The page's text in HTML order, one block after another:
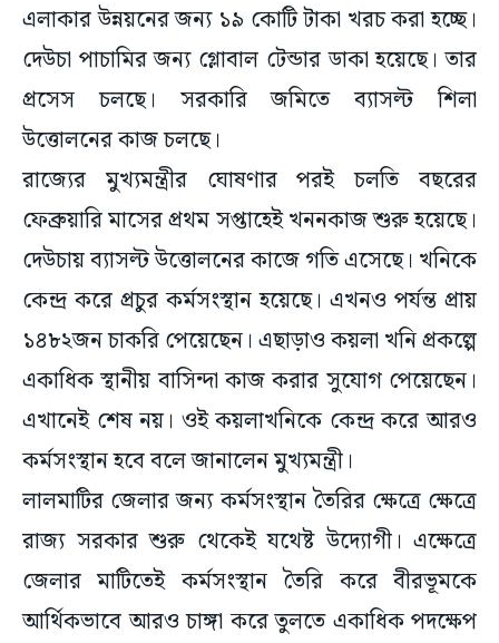
এলাকার উন্নয়নের জন্য ১৯ কোটি টাকা খরচ করা হচ্ছে।
দেউচা পাচামির জন্য গ্লোবাল টেন্ডার ডাকা হয়েছে। তার
প্রসেস চলছে। সরকারি জমিতে ব্যাসল্ট শিলা
উত্তোলনের কাজ চলছে।
রাজ্যের মুখ্যমন্ত্রীর ঘোষণার পরই চলতি বছরের
ফেব্রুয়ারি মাসের প্রথম সপ্তাহেই খননকাজ শুরু হয়েছে।
দেউচায় ব্যাসল্ট উত্তোলনের কাজে গতি এসেছে। খনিকে
কেন্দ্র করে প্রচুর কর্মসংস্থান হয়েছে। এখনও পর্যন্ত প্রায়
১৪৮২জন চাকরি পেয়েছেন। এছাড়াও কয়লা খনি প্রকল্পে
একাধিক স্থানীয় বাসিন্দা কাজ করার সুযোগ পেয়েছেন।
এখানেই শেষ নয়। ওই কয়লাখনিকে কেন্দ্র করে আরও
কর্মসংস্থান হবে বলে জানালেন মুখ্যমন্ত্রী।
লালমাটির জেলার জন্য কর্মসংস্থান তৈরির ক্ষেত্রে ক্ষেত্রে
রাজ্য সরকার শুরু থেকেই যথেষ্ট উদ্যোগী। এক্ষেত্রে
জেলার মাটিতেই কর্মসংস্থান তৈরি করে বীরভূমকে
আর্থিকভাবে আরও চাঙ্গা করে তুলতে একাধিক পদক্ষেপ